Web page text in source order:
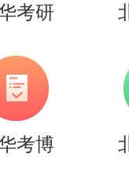
，在深圳市
上机考试（
知）。
考研
考博